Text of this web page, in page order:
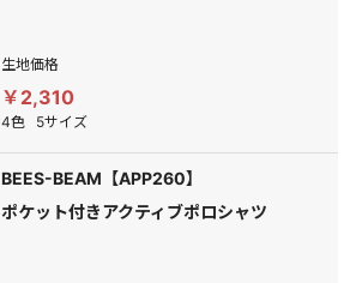
生地価格
￥2,310
4色 5サイズ
BEES-BEAM【APP260】
ポケット付きアクティブポロシャツ